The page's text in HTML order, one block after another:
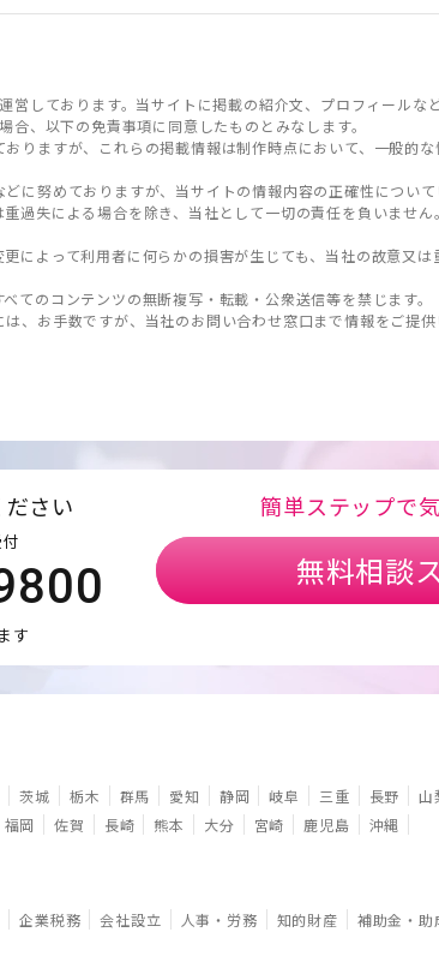
しております。当サイトに掲載の紹介文、プロフィールな
、以下の免責事項に同意したものとみなします。
りますが、これらの掲載情報は制作時点において、一般的
に努めておりますが、当サイトの情報内容の正確性につい
過失による場合を除き、当社として一切の責任を負いませ
によって利用者に何らかの損害が生じても、当社の故意又
てのコンテンツの無断複写・転載・公衆送信等を禁じます。
、お手数ですが、当社のお問い合わせ窓口まで情報をご提供
さい
す
簡単ステップで
無料相談
茨城 栃木 群馬 愛知 静岡 岐阜 三重 長野 山
福岡 佐賀 長崎 熊本 大分 宮崎 鹿児島 沖縄
企業税務 会社設立 人事・労務 知的財産 補助金・助